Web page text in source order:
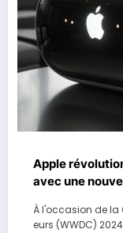
Apple
avec une
À l'occasion de la
eurs (WWDC)